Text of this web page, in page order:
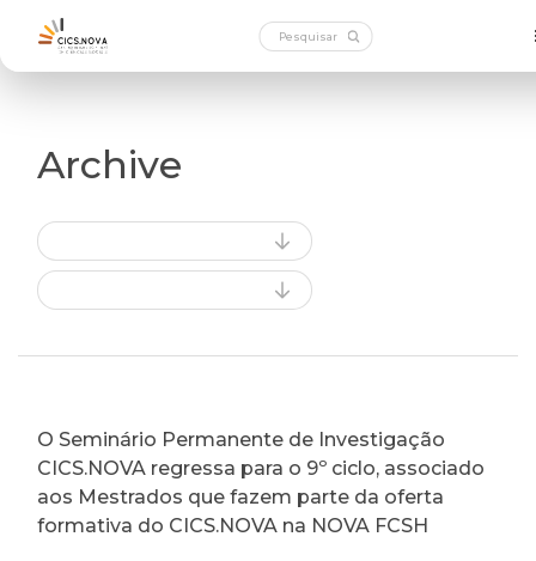
Archive
O Seminário Permanente de Investigação
CICS.NOVA regressa para o 9º ciclo, associado
aos Mestrados que fazem parte da oferta
formativa do CICS.NOVA na NOVA FCSH